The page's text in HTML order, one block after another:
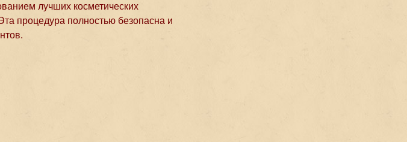
лучших косметических
процедура полностью безопасна и